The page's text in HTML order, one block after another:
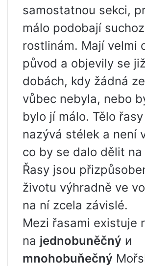
samostatnou sekci,
málo podobají
rostlinám. Mají velmi
původ a objevily se
dobách, kdy žádná
vůbec nebyla, nebo
bylo jí málo. Tělo
nazývá stélek a není
co by se dalo dělit na
Řasy jsou
životu výhradně ve
na ní zcela závislé.
Mezi řasami existuje
na jednobuněčný и
mnohobuňečný